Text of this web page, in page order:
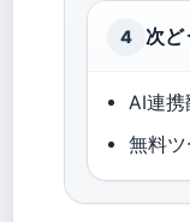
4 次ど
AI連
無料